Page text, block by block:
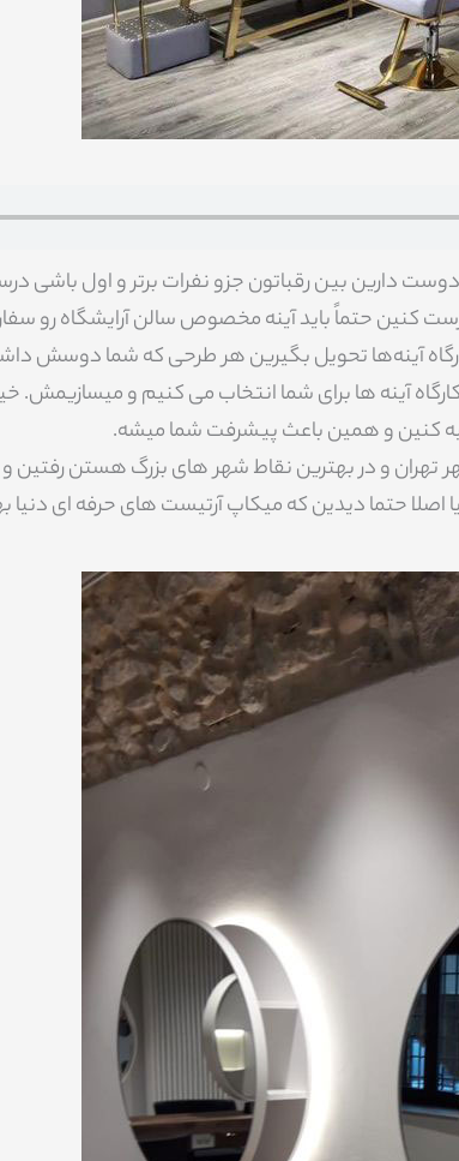
دارین بین رقباتون جزو نفرات برتر و اول باشی
کنین حتماً باید آینه مخصوص سالن آرایشگاه رو
کارگاه آینه‌ها تحویل بگیرین هر طرحی که شما دوسش
آینه ها برای شما انتخاب می کنیم و میسازیمش.
کنین و همین باعث پیشرفت شما میشه.
تهران و در بهترین نقاط شهر های بزرگ هستن
حتما دیدین که میکاپ آرتیست های حرفه ای دنیا